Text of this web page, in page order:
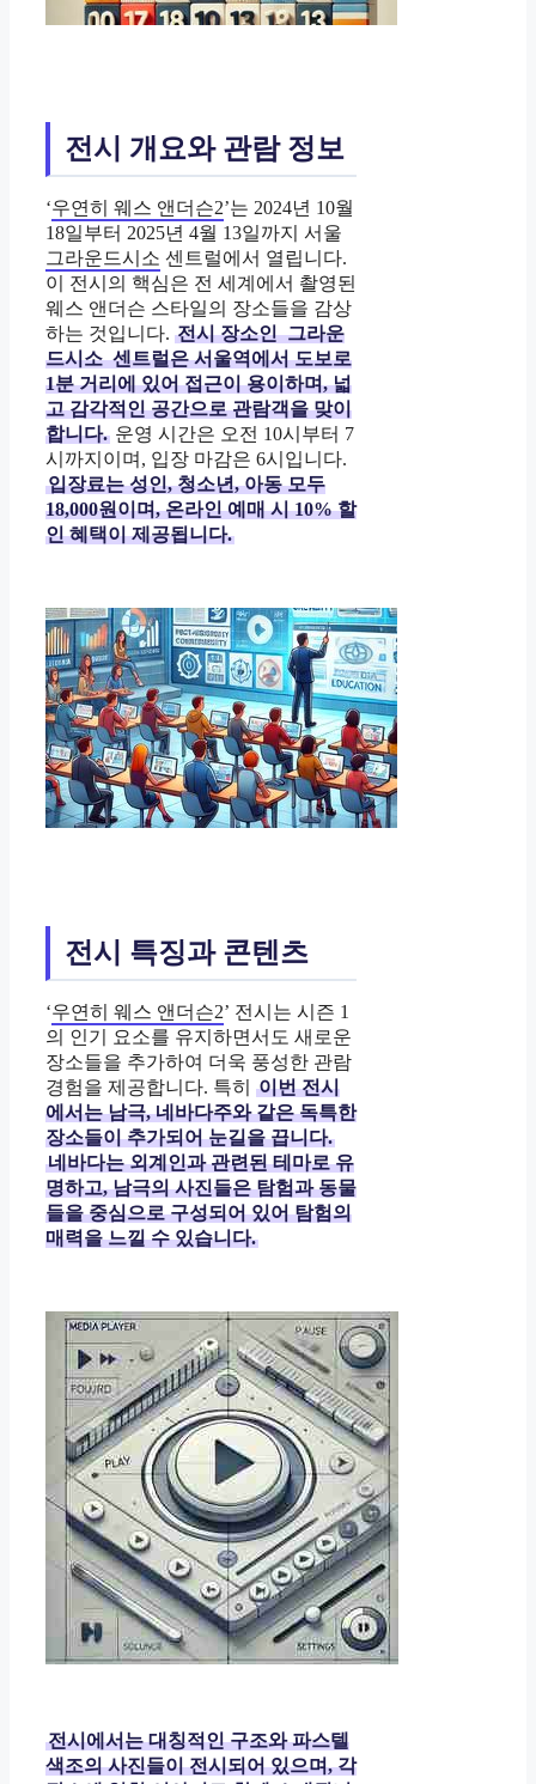
전시 개요와 관람 정보
‘우연히 웨스 앤더슨2’는 2024년 10월
18일부터 2025년 4월 13일까지 서울
그라운드시소 센트럴에서 열립니다.
이 전시의 핵심은 전 세계에서 촬영된
웨스 앤더슨 스타일의 장소들을 감상
하는 것입니다. 전시 장소인 그라운
드시소 센트럴은 서울역에서 도보로
1분 거리에 있어 접근이 용이하며, 넓
고 감각적인 공간으로 관람객을 맞이
합니다. 운영 시간은 오전 10시부터 7
시까지이며, 입장 마감은 6시입니다.
입장료는 성인, 청소년, 아동 모두
18,000원이며, 온라인 예매 시 10% 할
인 혜택이 제공됩니다.
전시 특징과 콘텐츠
‘우연히 웨스 앤더슨2’ 전시는 시즌 1
의 인기 요소를 유지하면서도 새로운
장소들을 추가하여 더욱 풍성한 관람
경험을 제공합니다. 특히
이번 전시
에서는 남극, 네바다주와 같은 독특한
장소들이 추가되어 눈길을 끕니다.
네바다는 외계인과 관련된 테마로 유
명하고, 남극의 사진들은 탐험과 동물
들을 중심으로 구성되어 있어 탐험의
매력을 느낄 수 있습니다.
전시에서는 대칭적인 구조와 파스텔
색조의 사진들이 전시되어 있으며, 각